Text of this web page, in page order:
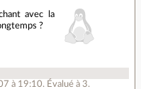
avec la
?
à 19:10. Évalué à 3.